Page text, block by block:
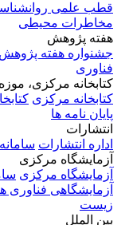
قطب علمی
مخاطرات محیطی
هفته پژوهش
جشنواره هفته پژوهش
فناوری
کتابخانه مرکزی،
کتابخانه مرکزی
پایان نامه ها
انتشارات
اداره انتشارات
آزمایشگاه مرکزی
آزمایشگاه مرکزی
آزمایشگاهی فناوری
زیست
بین الملل